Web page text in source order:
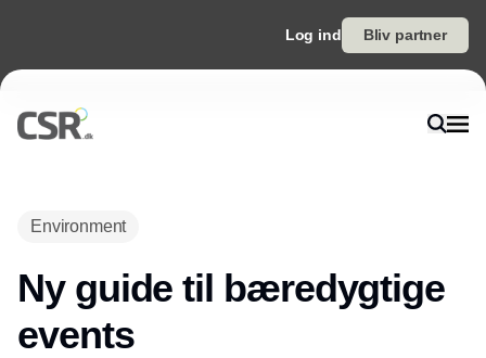
Log ind Bliv partner
Environment
Ny guide til bæredygtige
events